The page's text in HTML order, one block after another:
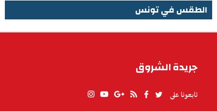
الطقس في تونس
جريدة الشروق
تابعونا على